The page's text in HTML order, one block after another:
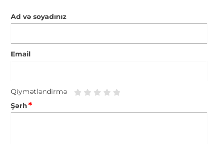
Ad və soyadınız
Email
Qiymətləndirmə
Şərh*